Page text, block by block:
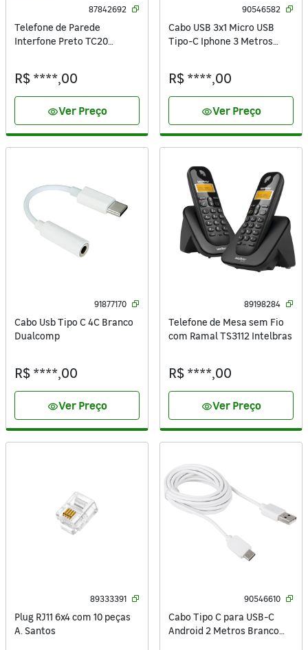
87842692
Telefone de Parede
Interfone Preto TC20
R$ ****,00
visibilityVer Preço
90546582
Cabo USB 3x1 Micro USB
Tipo-C Iphone 3 Metros
R$ ****,00
visibilityVer Preço
91877170
Cabo Usb Tipo C 4C Branco
Dualcomp
R$ ****,00
visibilityVer Preço
89198284
Telefone de Mesa sem Fio
com Ramal TS3112 Intelbras
R$ ****,00
visibilityVer Preço
89333391
Plug RJ11 6x4 com 10 peças
A. Santos
90546610
Cabo Tipo C para USB-C
Android 2 Metros Branco